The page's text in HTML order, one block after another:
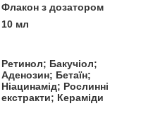
Флакон з дозатором
10 мл
Ретинол; Бакучіол;
Аденозин; Бетаїн;
Ніацинамід; Рослинні
екстракти; Кераміди